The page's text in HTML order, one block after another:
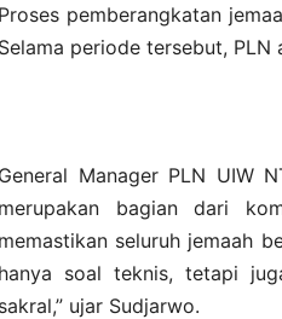
Proses pemberangkatan
Selama periode tersebut,
General Manager PLN UIW
merupakan bagian dari
memastikan seluruh jemaah
hanya soal teknis, tetapi
sakral,” ujar Sudjarwo.